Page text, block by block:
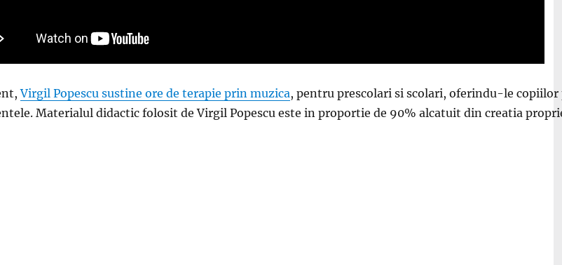
Virgil Popescu sustine ore de terapie prin muzica, pentru prescolari si scolari, oferindu-le copiilor
Materialul didactic folosit de Virgil Popescu este in proportie de 90% alcatuit din creatia